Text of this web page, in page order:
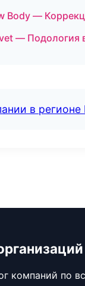
Body —
— Подология
в
компаний по